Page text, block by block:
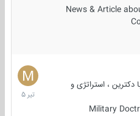
News & Article
، استراتژی و
Military
27
تیر
1405